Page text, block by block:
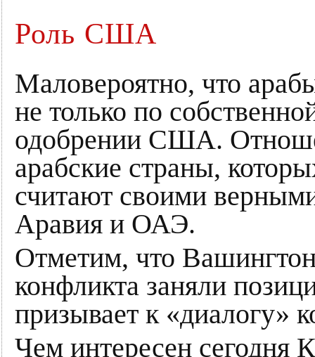
Роль США
Маловероятно, что
не только по
одобрении США.
арабские страны,
считают своими
Аравия и ОАЭ.
Отметим, что Вашингтон
конфликта заняли
призывает к «диалогу»
Чем интересен сегодня